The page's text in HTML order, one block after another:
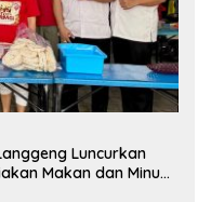
Luncurkan
Makan dan Minum